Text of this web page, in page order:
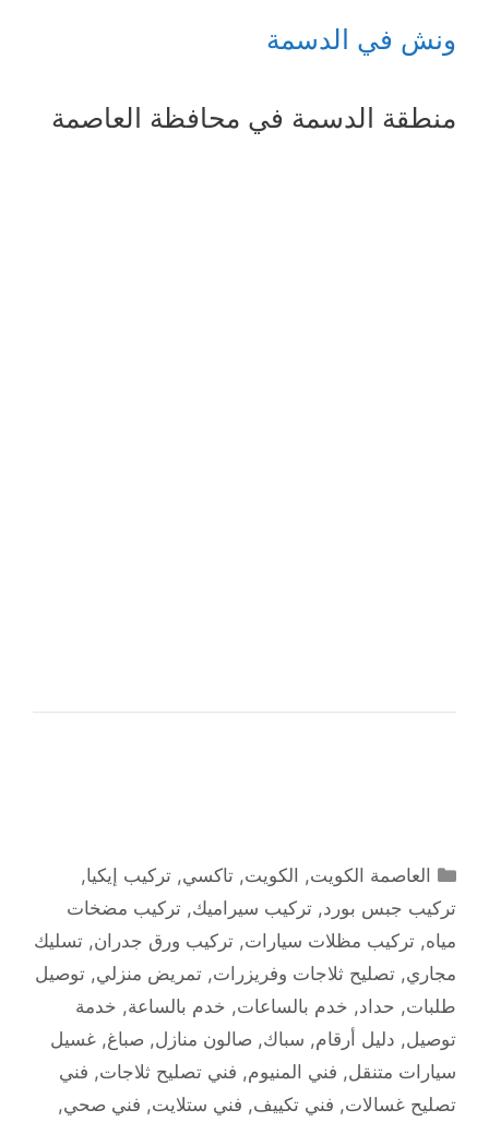
ونش في الدسمة
منطقة الدسمة في محافظة العاصمة
التصنيفات
العاصمة الكويت, الكويت,تاكسي,تركيب إيكيا,
تركيب جبس بورد, تركيب سيراميك, تركيب مضخات
مياه, تركيب مظلات سيارات, تركيب ورق جدران, تسليك
مجاري, تصليح ثلاجات وفريزرات, تمريض منزلي, توصيل
طلبات, حداد, خدم بالساعات, خدم بالساعة, خدمة
توصيل, دليل أرقام, سباك, صالون منازل, صباغ, غسيل
سيارات متنقل, فني المنيوم, فني تصليح ثلاجات, فني
تصليح غسالات, فني تكييف, فني ستلايت, فني صحي,